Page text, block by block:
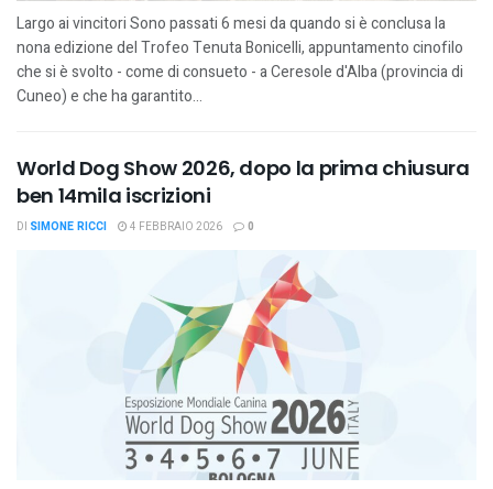
Largo ai vincitori Sono passati 6 mesi da quando si è conclusa la
nona edizione del Trofeo Tenuta Bonicelli, appuntamento cinofilo
che si è svolto - come di consueto - a Ceresole d'Alba (provincia di
Cuneo) e che ha garantito...
World Dog Show 2026, dopo la prima chiusura
ben 14mila iscrizioni
DI SIMONE RICCI 4 FEBBRAIO 2026 0